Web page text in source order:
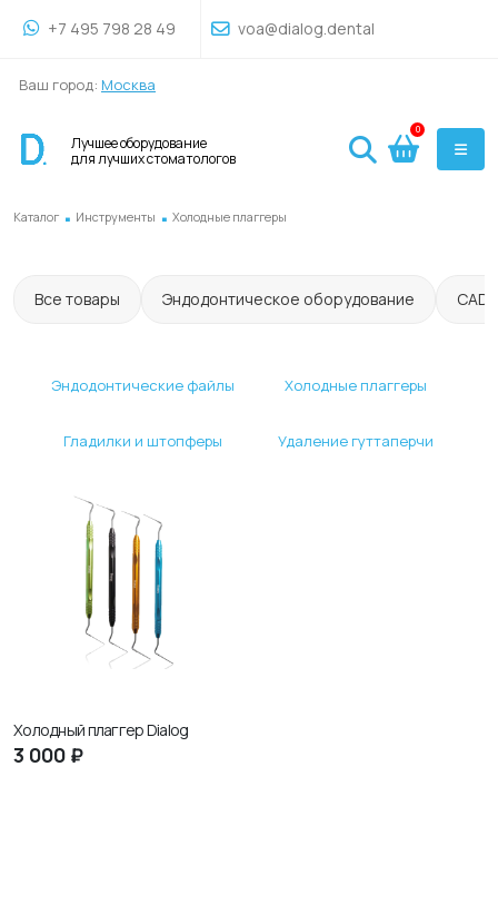
+7 495 798 28 49 voa@dialog.dental
Ваш город: Москва
Лучшее оборудование
для лучших стоматологов
0
Каталог . Инструменты . Холодные плаггеры
Все товары Эндодонтическое оборудование
Эндодонтические файлы Холодные плаггеры
Гладилки и штопферы Удаление гуттаперчи
Холодный плаггер Dialog
3 000 ₽